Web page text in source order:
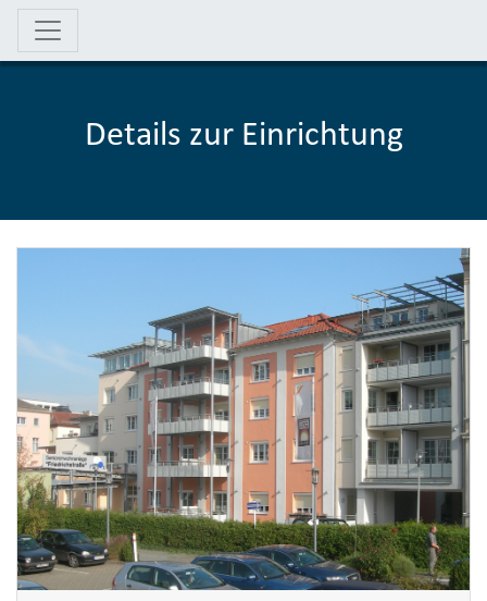
Details zur Einrichtung